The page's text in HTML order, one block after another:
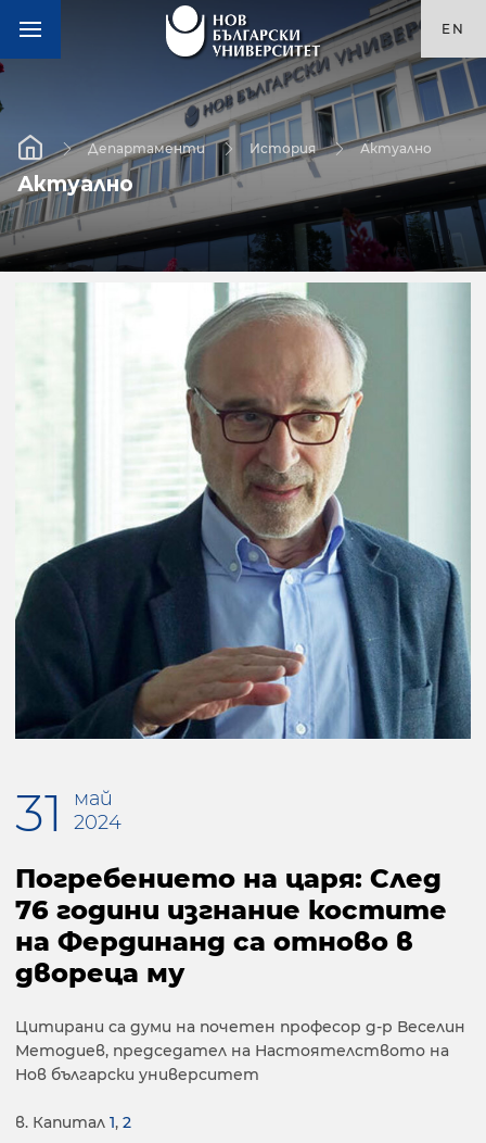
EN
Департаменти История Актуално
Актуално
31
май
2024
Погребението на царя: След
76 години изгнание костите
на Фердинанд са отново в
двореца му
Цитирани са думи на почетен професор д-р Веселин
Методиев, председател на Настоятелството на
Нов български университет
в. Капитал 1, 2